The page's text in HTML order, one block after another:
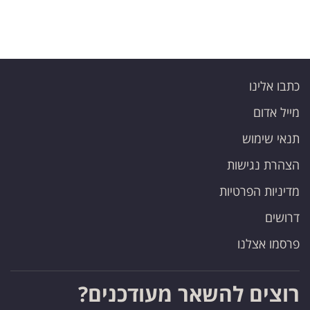
כתבו אלינו
מייל אדום
תנאי שימוש
הצהרת נגישות
מדיניות הפרטיות
דרושים
פרסמו אצלנו
רוצים להשאר מעודכנים?